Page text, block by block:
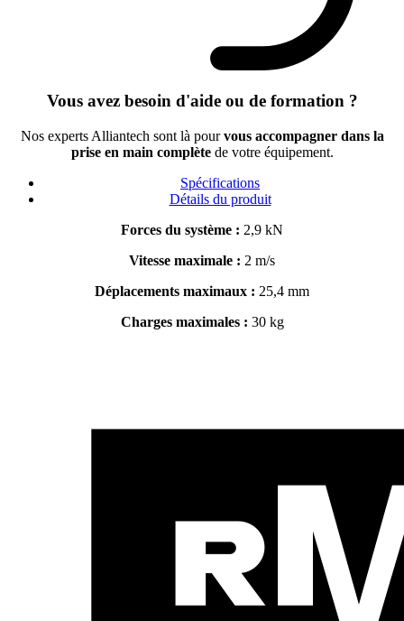
Vous avez besoin d'aide ou de formation ?
Nos experts Alliantech sont là pourvous accompagner dans la
prise en main complètede votre équipement.
Spécifications
Détails du produit
Forces du système : 2,9 kN
Vitesse maximale : 2 m/s
Déplacements maximaux : 25,4 mm
Charges maximales : 30 kg